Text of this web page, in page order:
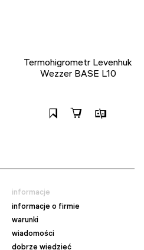
Termohigrometr Levenhuk
Wezzer BASE L10
informacje
informacje o firmie
warunki
wiadomości
dobrze wiedzieć